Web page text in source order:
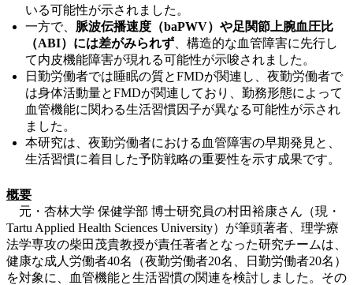
いる可能性が示されました。
一方で、 脈波伝播速度（baPWV）や足関節上腕血圧比
（ABI）には差がみられず 、構造的な血管障害に先行し
て内皮機能障害が現れる可能性が示唆されました。
日勤労働者では睡眠の質とFMDが関連し、夜勤労働者で
は身体活動量とFMDが関連しており、勤務形態によって
血管機能に関わる生活習慣因子が異なる可能性が示され
ました。
本研究は、夜勤労働者における血管障害の早期発見と、
生活習慣に着目した予防戦略の重要性を示す成果です。
概要
元・杏林大学 保健学部 博士研究員の村田裕康さん（現・
Tartu Applied Health Sciences University）が筆頭著者、理学療
法学専攻の柴田茂貴教授が責任著者となった研究チームは、
健康な成人労働者40名（夜勤労働者20名、日勤労働者20名）
を対象に、血管機能と生活習慣の関連を検討しました。その